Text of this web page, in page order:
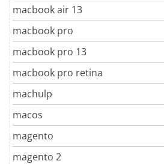
macbook air 13
macbook pro
macbook pro 13
macbook pro retina
machulp
macos
magento
magento 2